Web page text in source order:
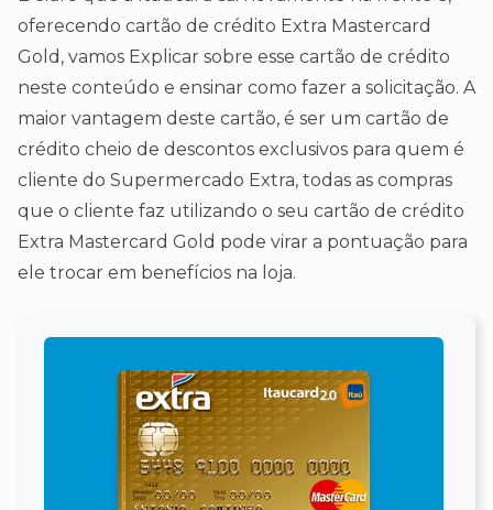
oferecendo cartão de crédito Extra Mastercard
Gold, vamos Explicar sobre esse cartão de crédito
neste conteúdo e ensinar como fazer a solicitação. A
maior vantagem deste cartão, é ser um cartão de
crédito cheio de descontos exclusivos para quem é
cliente do Supermercado Extra, todas as compras
que o cliente faz utilizando o seu cartão de crédito
Extra Mastercard Gold pode virar a pontuação para
ele trocar em benefícios na loja.